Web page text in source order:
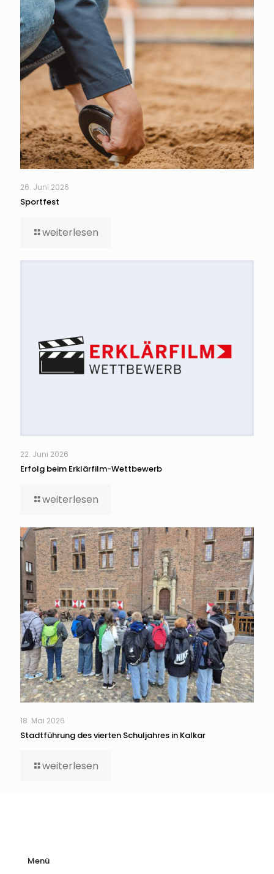
26. Juni 2026
Sportfest
weiterlesen
22. Juni 2026
Erfolg beim Erklärfilm-Wettbewerb
weiterlesen
18. Mai 2026
Stadtführung des vierten Schuljahres in Kalkar
weiterlesen
Menü